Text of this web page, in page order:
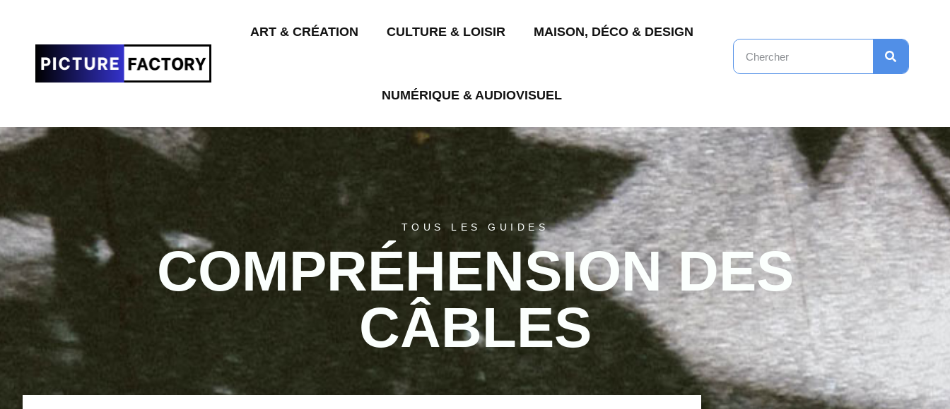
ART & CRÉATION CULTURE & LOISIR MAISON, DÉCO & DESIGN
NUMÉRIQUE & AUDIOVISUEL
TOUS LES GUIDES
COMPRÉHENSION DES
CÂBLES